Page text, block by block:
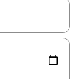
tombol panah